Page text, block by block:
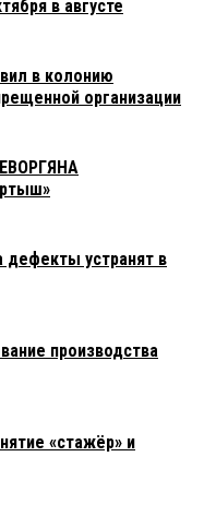
в августе
в колонию
организации
дефекты устранят в
производства
«стажёр» и